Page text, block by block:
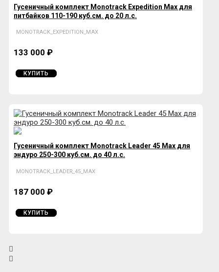
Гусеничный комплект Monotrack Expedition Max для
питбайков 110-190 куб.см. до 20 л.с.
MONOTRACK_EXPEDITION_MAX
133 000 ₽
КУПИТЬ
Гусеничный комплект Monotrack Leader 45 Max для
эндуро 250-300 куб.см. до 40 л.с.
MONOTRACK_LEADER_45_MAX
187 000 ₽
КУПИТЬ